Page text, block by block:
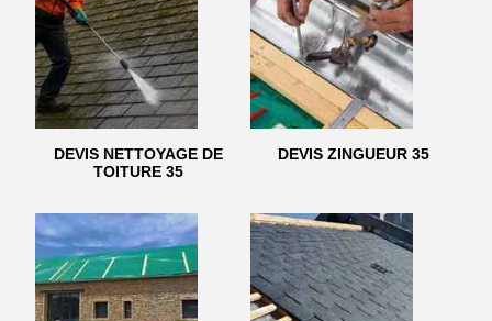
DEVIS NETTOYAGE DE
TOITURE 35
DEVIS ZINGUEUR 35